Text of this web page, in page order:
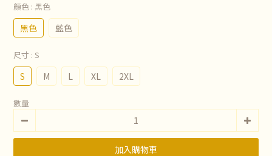
顏色 : 黑色
黑色 藍色
尺寸 : S
S M L XL 2XL
數量
加入購物車